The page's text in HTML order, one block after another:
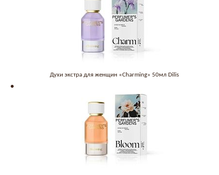
Духи экстра для женщин «Charming» 50мл Dilis